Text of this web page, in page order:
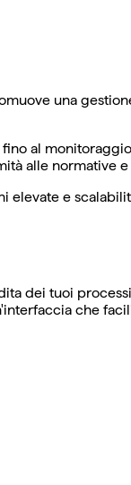
una
al
alle normative
elevate e
dei tuoi
che